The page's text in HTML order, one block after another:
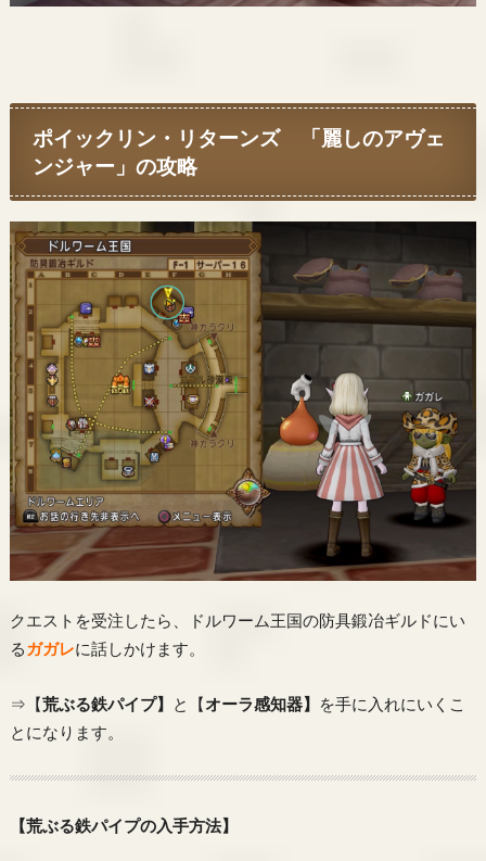
ポイックリン・リターンズ 「麗しのアヴェ
ンジャー」の攻略
クエストを受注したら、ドルワーム王国の防具鍛冶ギルドにい
る ガガレに話しかけます。
⇒【荒ぶる鉄パイプ】 と【オーラ感知器】
を手に入れにいくこ
とになります。
【荒ぶる鉄パイプの入手方法】